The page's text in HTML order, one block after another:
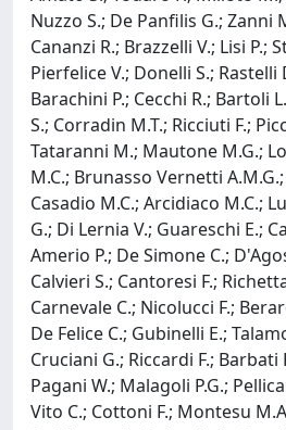
Nuzzo S.; De Panfilis G.; Zanni
Cananzi R.; Brazzelli V.; Lisi P.;
Pierfelice V.; Donelli S.; Rastelli
Barachini P.; Cecchi R.; Bartoli
S.; Corradin M.T.; Ricciuti F.;
Tataranni M.; Mautone M.G.;
M.C.; Brunasso Vernetti
Casadio M.C.; Arcidiaco M.C.;
G.; Di Lernia V.; Guareschi E.;
Amerio P.; De Simone C.;
Calvieri S.; Cantoresi F.;
Carnevale C.; Nicolucci F.;
De Felice C.; Gubinelli E.;
Cruciani G.; Riccardi F.; Barbati
Pagani W.; Malagoli P.G.;
Vito C.; Cottoni F.; Montesu